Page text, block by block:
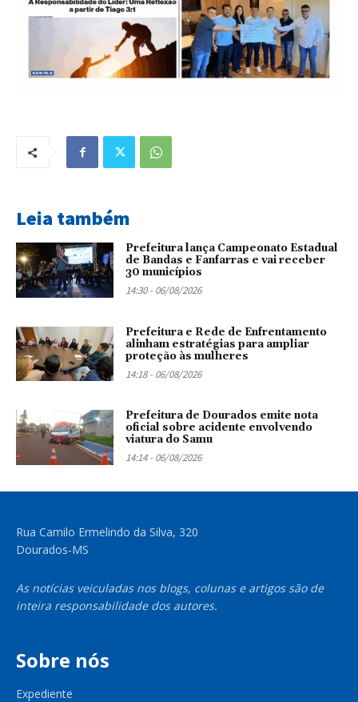
Leia também
Prefeitura lança Campeonato Estadual
de Bandas e Fanfarras e vai receber
30 municípios
14:30 - 06/08/2026
Prefeitura e Rede de Enfrentamento
alinham estratégias para ampliar
proteção às mulheres
14:18 - 06/08/2026
Prefeitura de Dourados emite nota
oficial sobre acidente envolvendo
viatura do Samu
14:14 - 06/08/2026
Rua Camilo Ermelindo da Silva, 320
Dourados-MS
As notícias veiculadas nos blogs, colunas e artigos são de
inteira responsabilidade dos autores.
Sobre nós
Expediente